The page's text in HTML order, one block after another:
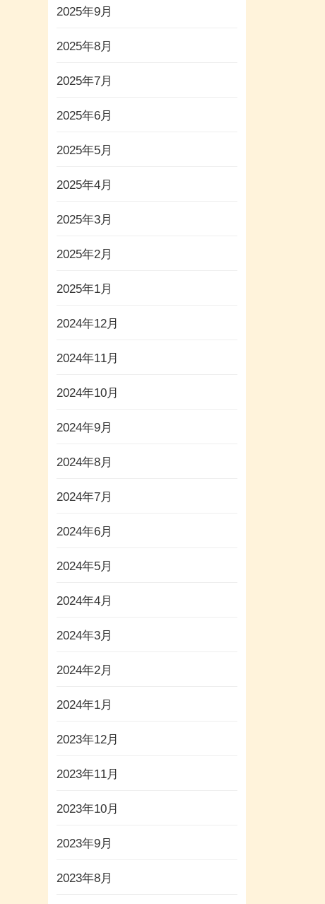
2025年9月
2025年8月
2025年7月
2025年6月
2025年5月
2025年4月
2025年3月
2025年2月
2025年1月
2024年12月
2024年11月
2024年10月
2024年9月
2024年8月
2024年7月
2024年6月
2024年5月
2024年4月
2024年3月
2024年2月
2024年1月
2023年12月
2023年11月
2023年10月
2023年9月
2023年8月